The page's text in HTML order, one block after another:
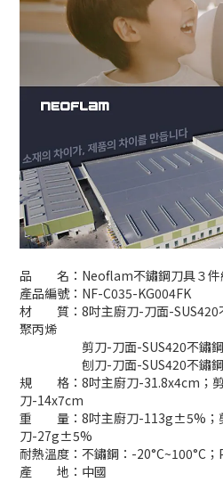
品 名：Neoflam不鏽鋼刀具３件
產品編號：NF-C035-KG004FK
材 質：8吋主廚刀-刀面-SUS420
聚丙烯
剪刀-刀面-SUS420不鏽鋼
刨刀-刀面-SUS420不鏽鋼
規 格：8吋主廚刀-31.8x4cm；剪
刀-14x7cm
重 量：8吋主廚刀-113g±5%；
刀-27g±5%
耐熱溫度：不鏽鋼：-20°C~100°C
產 地：中國